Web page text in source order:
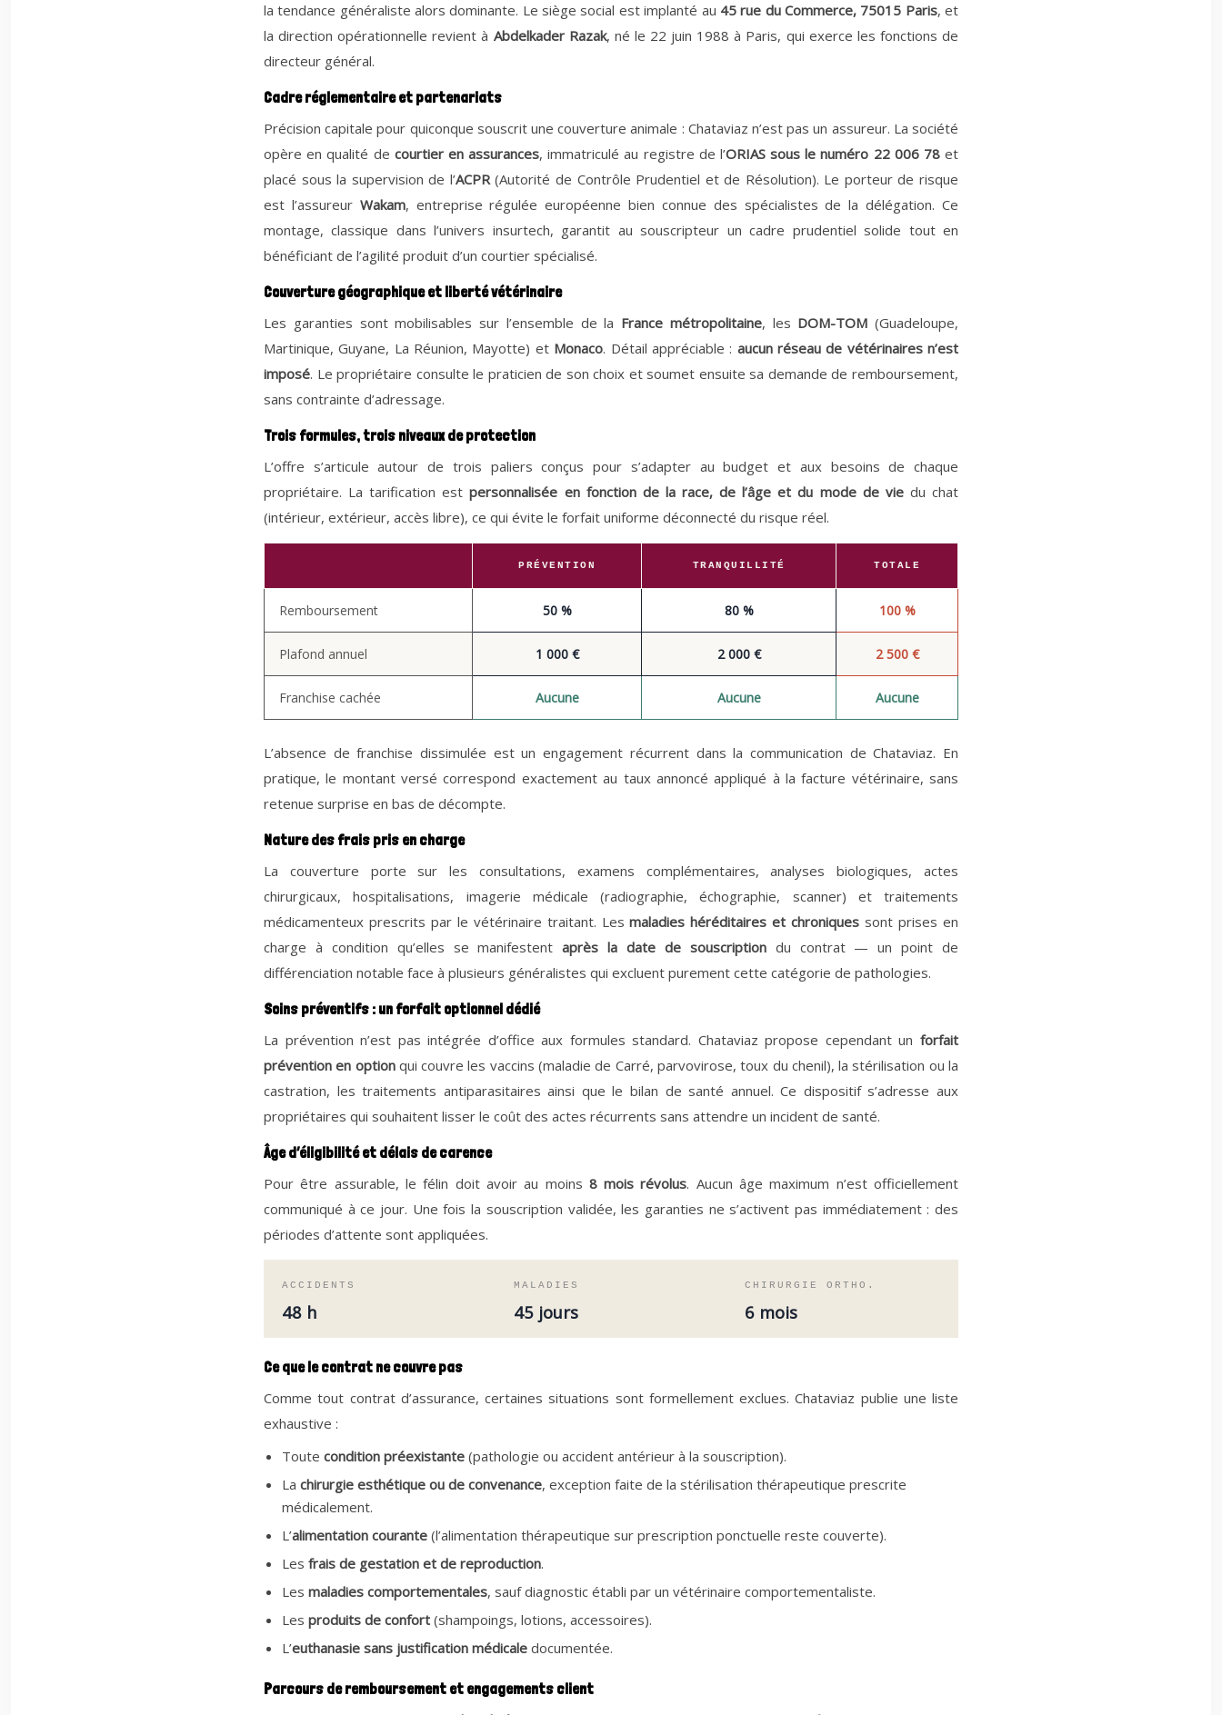
la tendance généraliste alors dominante. Le siège social est implanté au 45 rue du Commerce, 75015 Paris, et
la direction opérationnelle revient à Abdelkader Razak, né le 22 juin 1988 à Paris, qui exerce les fonctions de
directeur général.
Cadre réglementaire et partenariats
Précision capitale pour quiconque souscrit une couverture animale : Chataviaz n’est pas un assureur. La société
opère en qualité de courtier en assurances, immatriculé au registre de l’ORIAS sous le numéro 22 006 78et
placé sous la supervision de l’ACPR(Autorité de Contrôle Prudentiel et de Résolution). Le porteur de risque
est l’assureur Wakam, entreprise régulée européenne bien connue des spécialistes de la délégation. Ce
montage, classique dans l’univers insurtech, garantit au souscripteur un cadre prudentiel solide tout en
bénéficiant de l’agilité produit d’un courtier spécialisé.
Couverture géographique et liberté vétérinaire
Les garanties sont mobilisables sur l’ensemble de la France métropolitaine, les DOM-TOM (Guadeloupe,
Martinique, Guyane, La Réunion, Mayotte) et Monaco. Détail appréciable : aucun réseau de vétérinaires n’est
imposé. Le propriétaire consulte le praticien de son choix et soumet ensuite sa demande de remboursement,
sans contrainte d’adressage.
Trois formules, trois niveaux de protection
L’offre s’articule autour de trois paliers conçus pour s’adapter au budget et aux besoins de chaque
propriétaire. La tarification estpersonnalisée en fonction de la race, de l’âge et du mode de viedu chat
(intérieur, extérieur, accès libre), ce qui évite le forfait uniforme déconnecté du risque réel.
PRÉVENTION TRANQUILLITÉ TOTALE
Remboursement 50 % 80 % 100 %
Plafond annuel 1 000 € 2 000 € 2 500 €
Franchise cachée Aucune Aucune Aucune
L’absence de franchise dissimulée est un engagement récurrent dans la communication de Chataviaz. En
pratique, le montant versé correspond exactement au taux annoncé appliqué à la facture vétérinaire, sans
retenue surprise en bas de décompte.
Nature des frais pris en charge
La couverture porte sur les consultations, examens complémentaires, analyses biologiques, actes
chirurgicaux, hospitalisations, imagerie médicale (radiographie, échographie, scanner) et traitements
médicamenteux prescrits par le vétérinaire traitant. Lesmaladies héréditaires et chroniques sont prises en
charge à condition qu’elles se manifestentaprès la date de souscriptiondu contrat — un point de
différenciation notable face à plusieurs généralistes qui excluent purement cette catégorie de pathologies.
Soins préventifs : un forfait optionnel dédié
La prévention n’est pas intégrée d’office aux formules standard. Chataviaz propose cependant un forfait
prévention en optionqui couvre les vaccins (maladie de Carré, parvovirose, toux du chenil), la stérilisation ou la
castration, les traitements antiparasitaires ainsi que le bilan de santé annuel. Ce dispositif s’adresse aux
propriétaires qui souhaitent lisser le coût des actes récurrents sans attendre un incident de santé.
Âge d’éligibilité et délais de carence
Pour être assurable, le félin doit avoir au moins 8 mois révolus. Aucun âge maximum n’est officiellement
communiqué à ce jour. Une fois la souscription validée, les garanties ne s’activent pas immédiatement : des
périodes d’attente sont appliquées.
ACCIDENTS
48 h
MALADIES
45 jours
CHIRURGIE ORTHO.
6 mois
Ce que le contrat ne couvre pas
Comme tout contrat d’assurance, certaines situations sont formellement exclues. Chataviaz publie une liste
exhaustive :
Toute condition préexistante (pathologie ou accident antérieur à la souscription).
La chirurgie esthétique ou de convenance, exception faite de la stérilisation thérapeutique prescrite
médicalement.
L’alimentation courante (l’alimentation thérapeutique sur prescription ponctuelle reste couverte).
Les frais de gestation et de reproduction.
Les maladies comportementales, sauf diagnostic établi par un vétérinaire comportementaliste.
Les produits de confort (shampoings, lotions, accessoires).
L’euthanasie sans justification médicale documentée.
Parcours de remboursement et engagements client